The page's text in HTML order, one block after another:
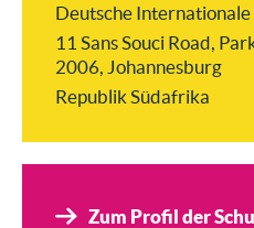
Deutsche Internationale
11 Sans Souci Road,
2006, Johannesburg
Republik Südafrika
Zum Profil der